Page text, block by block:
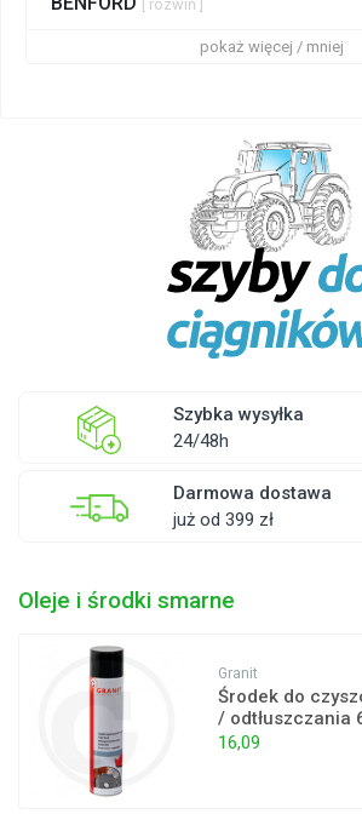
[ rozwiń ]
pokaż więcej / mniej
Szybka wysyłka
24/48h
Darmowa dostawa
już od 399 zł
Oleje i środki smarne
Granit
Środek do
/ odtłuszczania
16,09